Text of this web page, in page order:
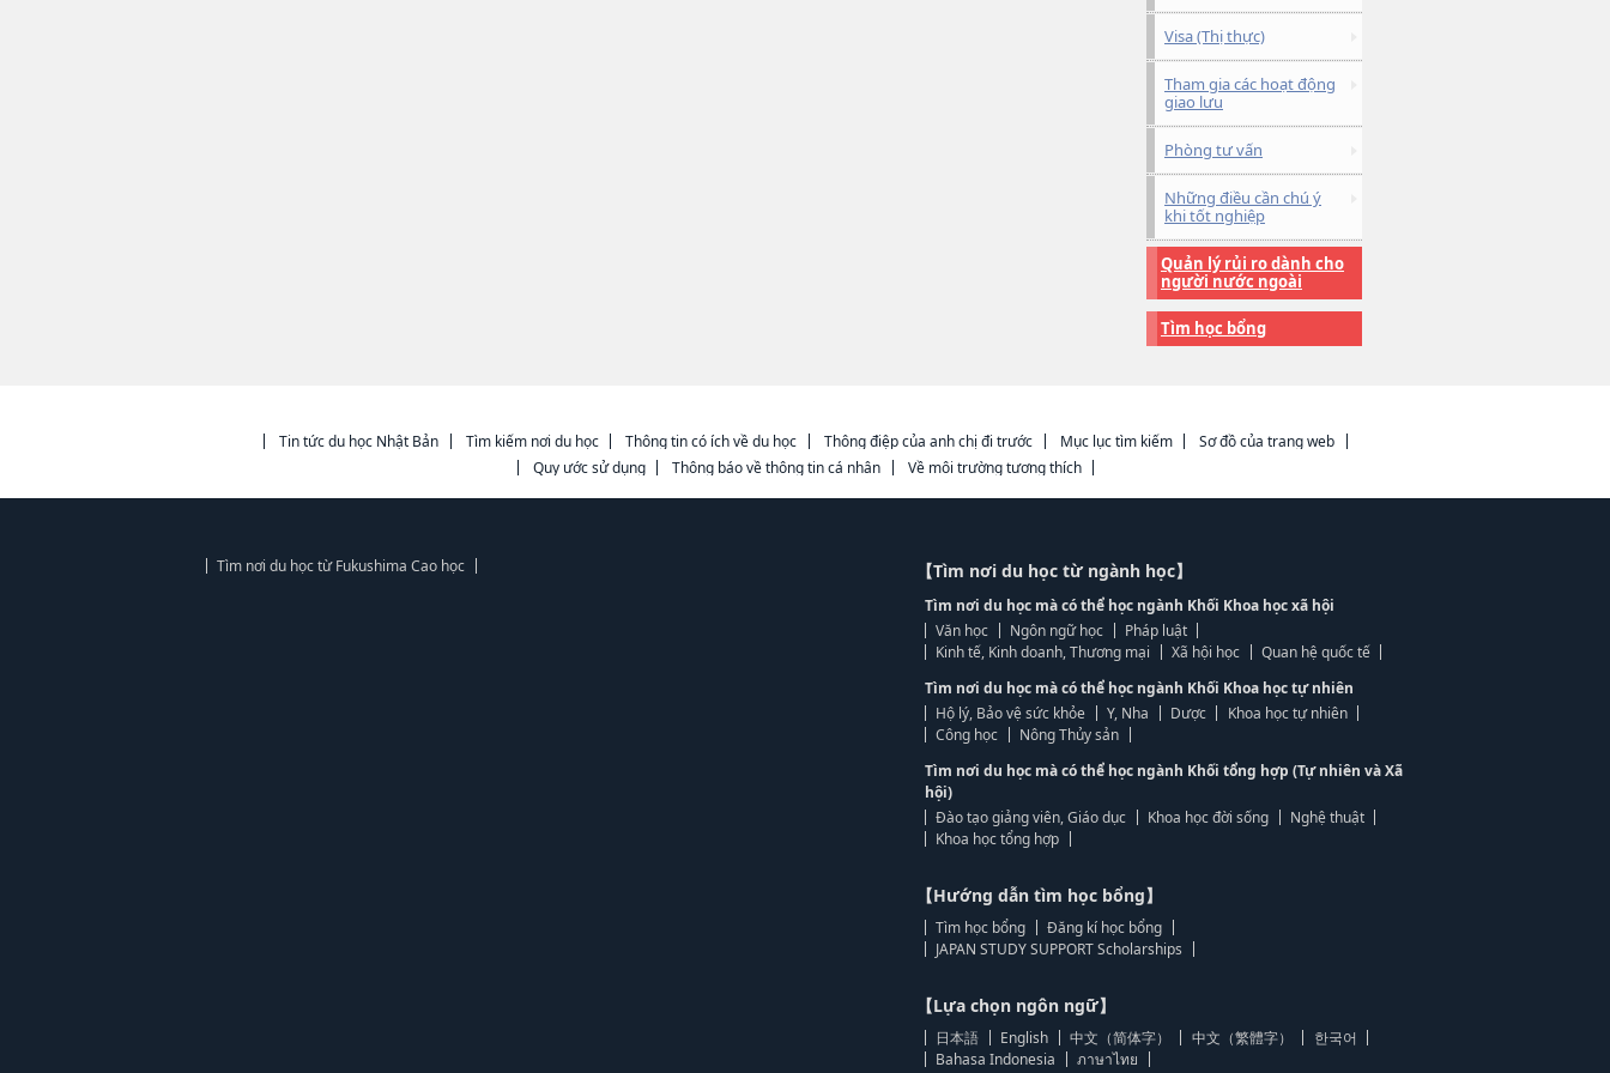
Visa (Thị thực)
Tham gia các hoạt động
giao lưu
Phòng tư vấn
Những điều cần chú ý
khi tốt nghiệp
Quản lý rủi ro dành cho
người nước ngoài
Tìm học bổng
Tin tức du học Nhật Bản Tìm kiếm nơi du học Thông tin có ích về du học Thông điệp của anh chị đi trước Mục lục tìm kiếm
Sơ đồ của trang web
Quy ước sử dụng
Thông báo về thông tin cá nhân Về môi trường tương thích
Tìm nơi du học từ Fukushima Cao học 【Tìm nơi du học từ ngành học】
Tìm nơi du học mà có thể học ngành Khối Khoa học xã hội
Văn học
Ngôn ngữ học
Pháp luật
Kinh tế, Kinh doanh, Thương mại
Xã hội học
Quan hệ quốc tế
Tìm nơi du học mà có thể học ngành Khối Khoa học tự nhiên
Hộ lý, Bảo vệ sức khỏe
Y, Nha Dược
Khoa học tự nhiên
Công học
Nông Thủy sản
Tìm nơi du học mà có thể học ngành Khối tổng hợp (Tự nhiên và Xã
hội)
Đào tạo giảng viên, Giáo dục
Khoa học đời sống
Nghệ thuật
Khoa học tổng hợp
【Hướng dẫn tìm học bổng】
Tìm học bổng
Đăng kí học bổng
JAPAN STUDY SUPPORT Scholarships
【Lựa chọn ngôn ngữ】
日本語 English 中文（简体字） 中文（繁體字）
한국어
Bahasa Indonesia
ภาษาไทย